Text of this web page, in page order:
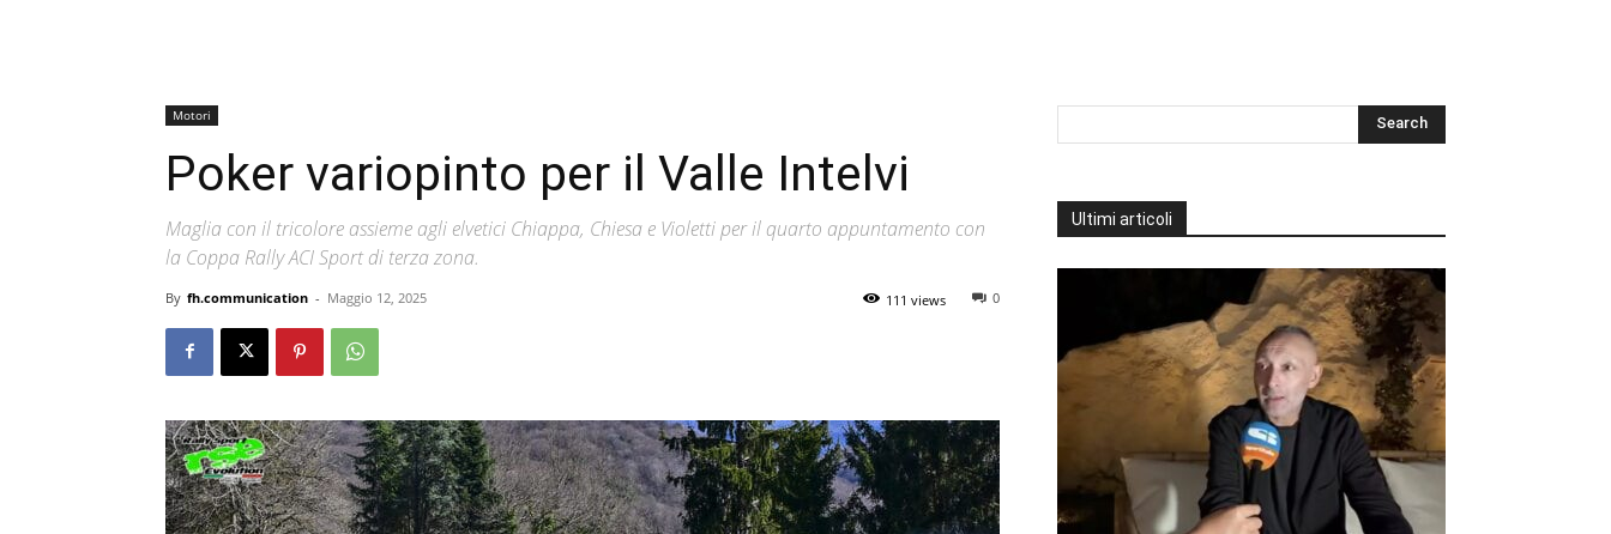
Motori
Poker variopinto per il Valle Intelvi
Maglia con il tricolore assieme agli elvetici Chiappa, Chiesa e Violetti per il quarto appuntamento con
la Coppa Rally ACI Sport di terza zona.
By fh.communication - Maggio 12, 2025 0
111 views
Ultimi articoli